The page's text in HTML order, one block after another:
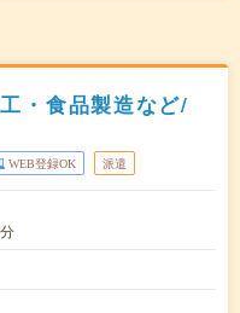
・食品製造など/
WEB登録OK 派遣